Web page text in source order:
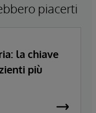
piacerti
la chiave
più